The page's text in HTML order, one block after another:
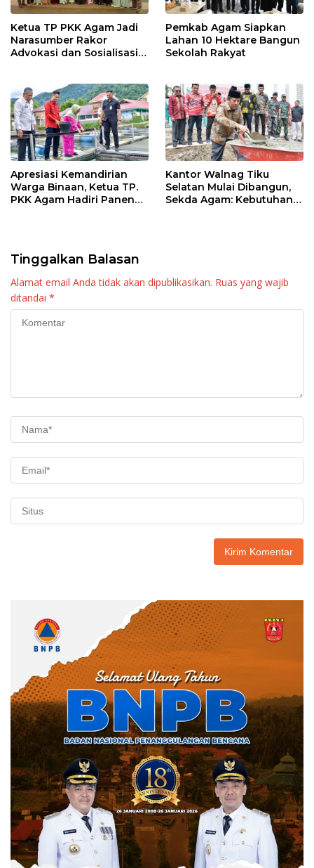
Ketua TP PKK Agam Jadi
Narasumber Rakor
Advokasi dan Sosialisasi
Pemkab Agam Siapkan
Lahan 10 Hektare Bangun
Sekolah Rakyat
Apresiasi Kemandirian
Warga Binaan, Ketua TP.
PKK Agam Hadiri Panen
Kantor Walnag Tiku
Selatan Mulai Dibangun,
Sekda Agam: Kebutuhan
Tinggalkan Balasan
Alamat email Anda tidak akan dipublikasikan. Ruas yang wajib
ditandai *